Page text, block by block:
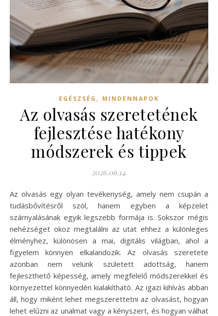
EGÉSZSÉG , MINDENNAPOK
Az olvasás szeretetének
fejlesztése hatékony
módszerek és tippek
2026.06.14.
Az olvasás egy olyan tevékenység, amely nem csupán a
tudásbővítésről szól, hanem egyben a képzelet
szárnyalásának egyik legszebb formája is. Sokszor mégis
nehézséget okoz megtalálni az utat ehhez a különleges
élményhez, különösen a mai, digitális világban, ahol a
figyelem könnyen elkalandozik. Az olvasás szeretete
azonban nem velünk született adottság, hanem
fejleszthető képesség, amely megfelelő módszerekkel és
környezettel könnyedén kialakítható. Az igazi kihívás abban
áll, hogy miként lehet megszerettetni az olvasást, hogyan
lehet elűzni az unalmat vagy a kényszert, és hogyan válhat